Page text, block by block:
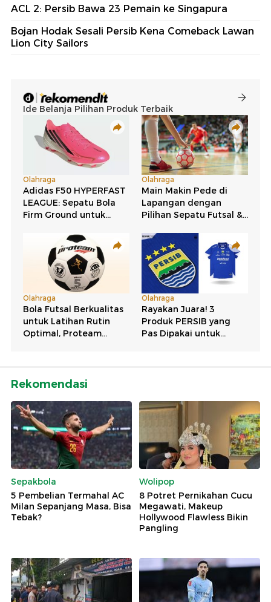
ACL 2: Persib Bawa 23 Pemain ke Singapura
Bojan Hodak Sesali Persib Kena Comeback Lawan
Lion City Sailors
Rekomendasi
Sepakbola
5 Pembelian Termahal AC
Milan Sepanjang Masa, Bisa
Tebak?
Wolipop
8 Potret Pernikahan Cucu
Megawati, Makeup
Hollywood Flawless Bikin
Pangling